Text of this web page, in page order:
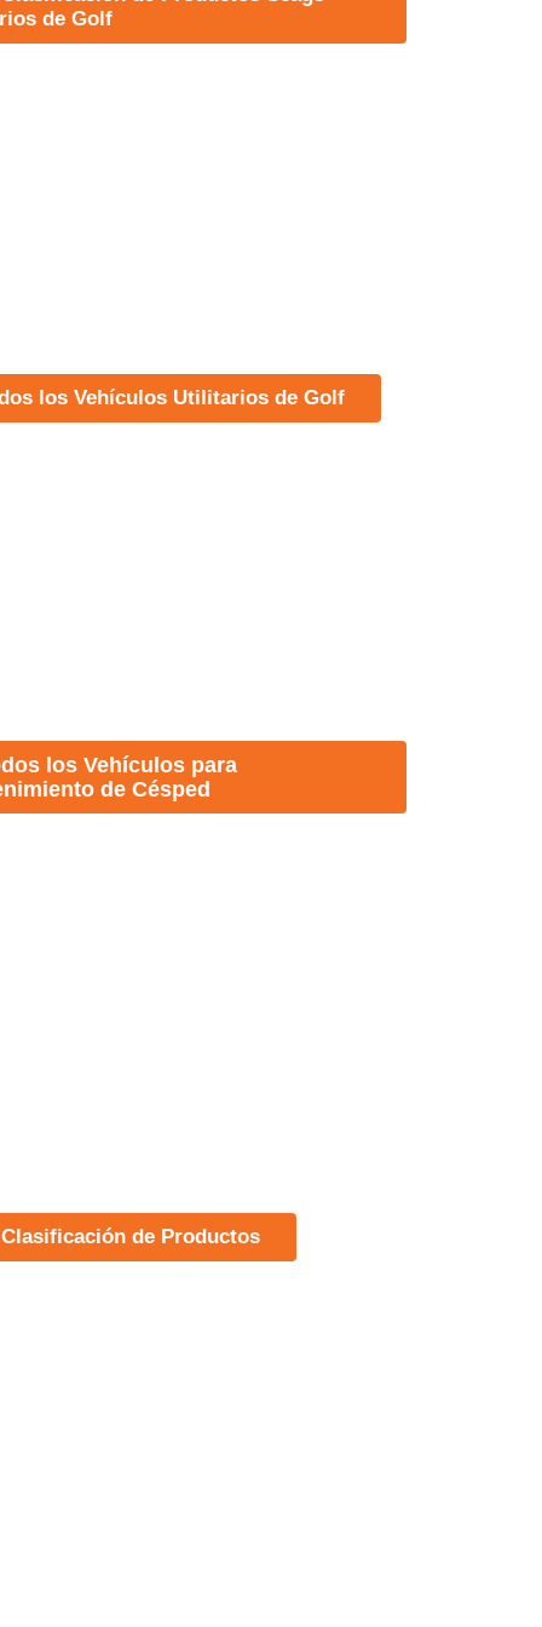
de Golf
los Vehículos Utilitarios de Golf
los Vehículos para
de Césped
de Productos